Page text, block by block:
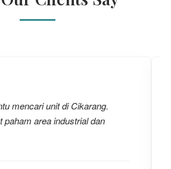
mencari unit di Cikarang.
paham area industrial dan